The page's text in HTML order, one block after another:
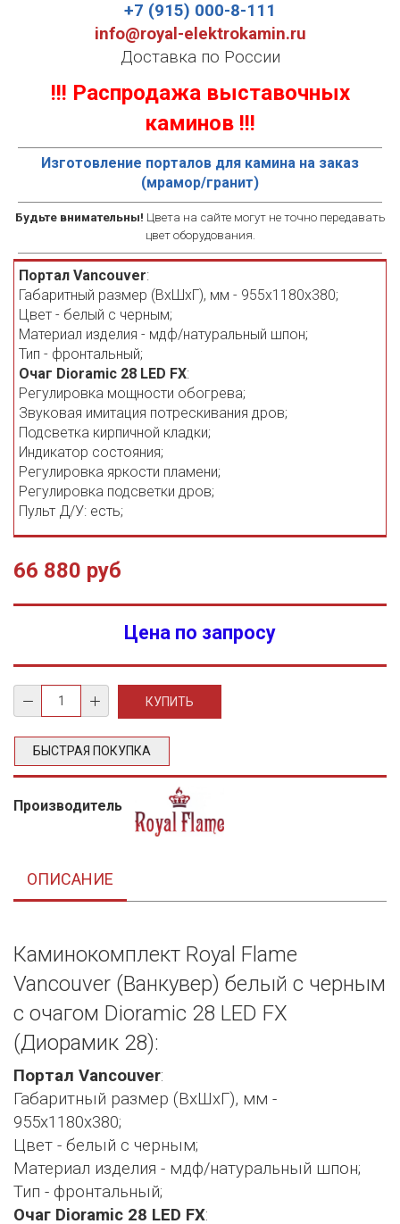
+7 (915) 000-8-111
info@royal-elektrokamin.ru
Доставка по России
!!! Распродажа выставочных
каминов !!!
Изготовление порталов для камина на заказ
(мрамор/гранит)
Будьте внимательны! Цвета на сайте могут не точно передавать
цвет оборудования.
Портал Vancouver:
Габаритный размер (ВхШхГ), мм - 955х1180х380;
Цвет - белый с черным;
Материал изделия - мдф/натуральный шпон;
Тип - фронтальный;
Очаг Dioramic 28 LED FX:
Регулировка мощности обогрева;
Звуковая имитация потрескивания дров;
Подсветка кирпичной кладки;
Индикатор состояния;
Регулировка яркости пламени;
Регулировка подсветки дров;
Пульт Д/У: есть;
66 880 руб
Цена по запросу
БЫСТРАЯ ПОКУПКА
Производитель
ОПИСАНИЕ
Каминокомплект Royal Flame
Vancouver (Ванкувер) белый с черным
с очагом Dioramic 28 LED FX
(Диорамик 28):
Портал Vancouver:
Габаритный размер (ВхШхГ), мм -
955х1180х380;
Цвет - белый с черным;
Материал изделия - мдф/натуральный шпон;
Тип - фронтальный;
Очаг Dioramic 28 LED FX: